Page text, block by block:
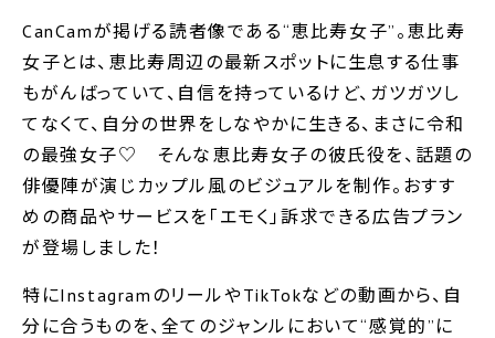
CanCamが掲げる読者像である“恵比寿女子”。恵比寿
女子とは、恵比寿周辺の最新スポットに生息する仕事
もがんばっていて、自信を持っているけど、ガツガツし
てなくて、自分の世界をしなやかに生きる、まさに令和
の最強女子♡ そんな恵比寿女子の彼氏役を、話題の
俳優陣が演じカップル風のビジュアルを制作。おすす
めの商品やサービスを「エモく」訴求できる広告プラン
が登場しました！
特にInstagramのリールやTikTokなどの動画から、自
分に合うものを、全てのジャンルにおいて“感覚的”に